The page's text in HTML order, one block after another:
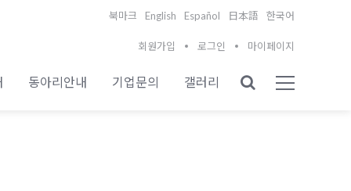
북마크 English Español 日本語 한국어
회원가입 로그인 마이페이지
동아리안내 기업문의 갤러리